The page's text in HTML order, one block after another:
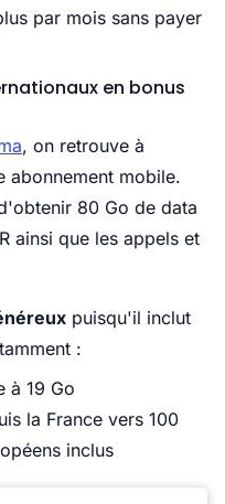
par mois sans payer
en bonus
, on retrouve à
abonnement mobile.
80 Go de data
ainsi que les appels et
puisqu'il inclut
:
à 19 Go
la France vers 100
inclus